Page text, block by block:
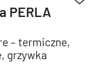
PERLA
– termiczne,
grzywka